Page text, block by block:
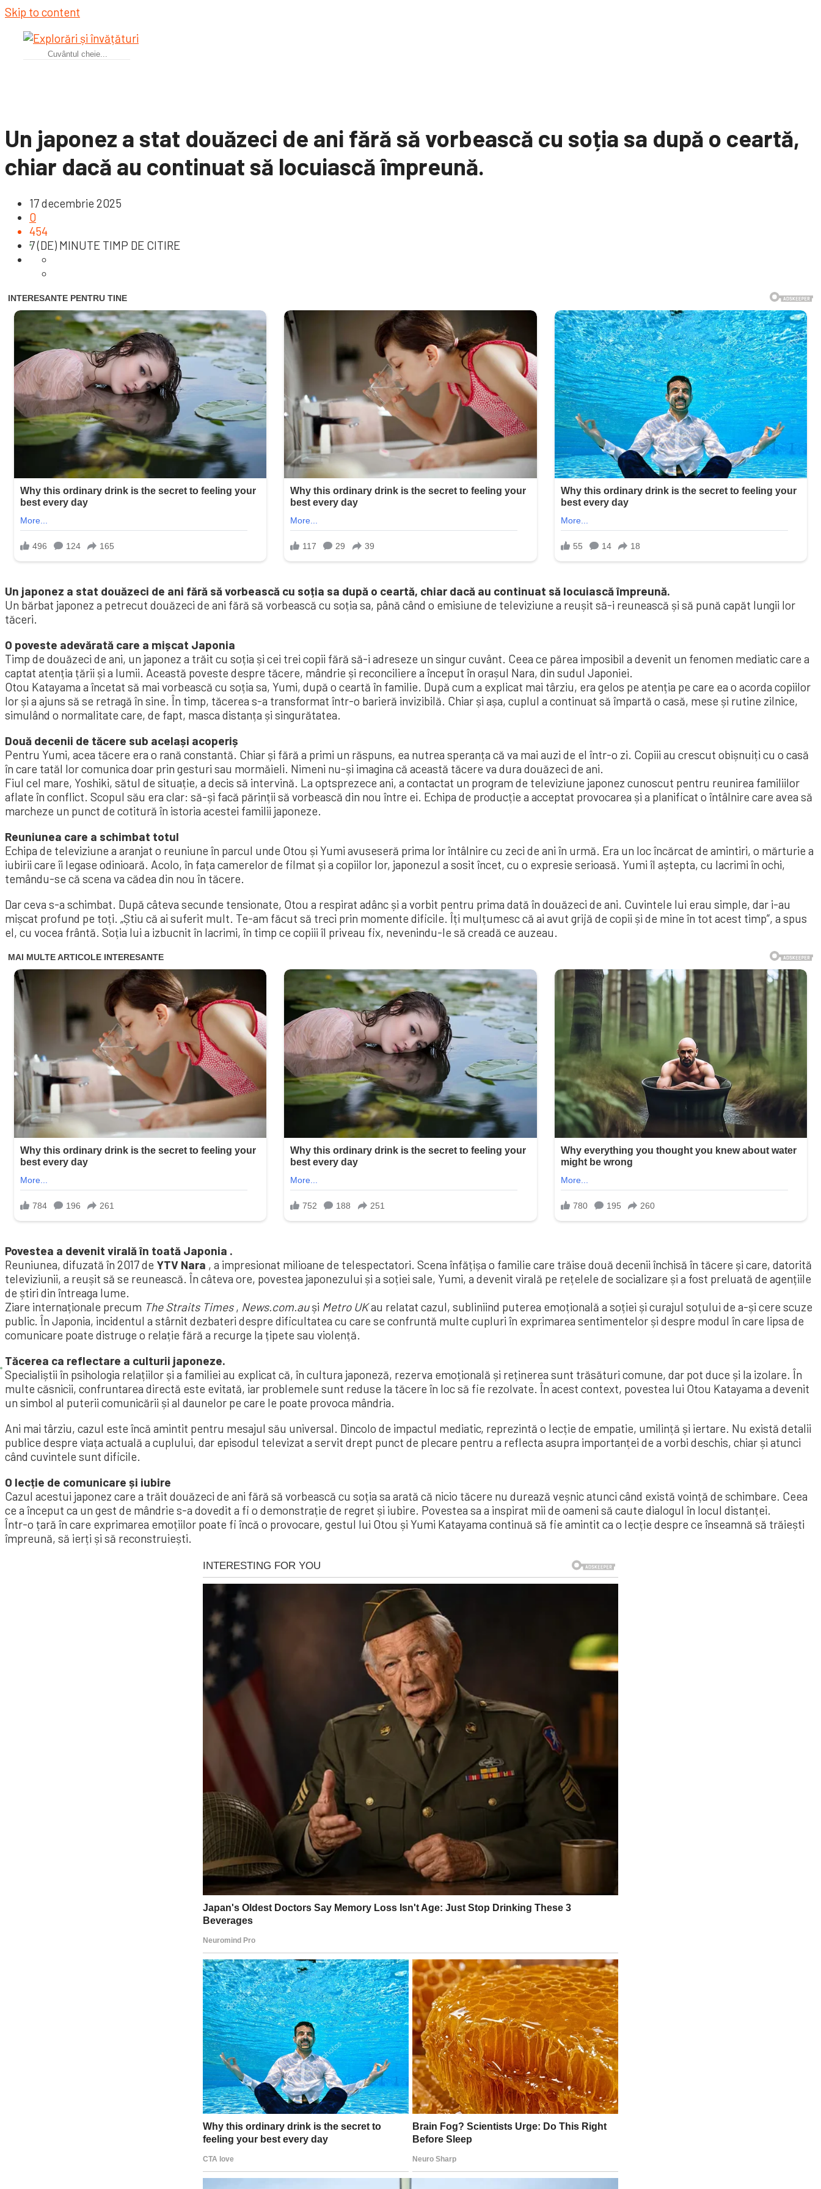
Skip to content
Un japonez a stat douăzeci de ani fără să vorbească cu soția sa după o ceartă,
chiar dacă au continuat să locuiască împreună.
17 decembrie 2025
0
454
7 (DE) MINUTE TIMP DE CITIRE
Un japonez a stat douăzeci de ani fără să vorbească cu soția sa după o ceartă, chiar dacă au continuat să locuiască împreună.
Un bărbat japonez a petrecut douăzeci de ani fără să vorbească cu soția sa, până când o emisiune de televiziune a reușit să-i reunească și să pună capăt lungii lor
tăceri.
O poveste adevărată care a mișcat Japonia
Timp de douăzeci de ani, un japonez a trăit cu soția și cei trei copii fără să-i adreseze un singur cuvânt. Ceea ce părea imposibil a devenit un fenomen mediatic care a
captat atenția țării și a lumii. Această poveste despre tăcere, mândrie și reconciliere a început în orașul Nara, din sudul Japoniei.
Otou Katayama a încetat să mai vorbească cu soția sa, Yumi, după o ceartă în familie. După cum a explicat mai târziu, era gelos pe atenția pe care ea o acorda copiilor
lor și a ajuns să se retragă în sine. În timp, tăcerea s-a transformat într-o barieră invizibilă. Chiar și așa, cuplul a continuat să împartă o casă, mese și rutine zilnice,
simulând o normalitate care, de fapt, masca distanța și singurătatea.
Două decenii de tăcere sub același acoperiș
Pentru Yumi, acea tăcere era o rană constantă. Chiar și fără a primi un răspuns, ea nutrea speranța că va mai auzi de el într-o zi. Copiii au crescut obișnuiți cu o casă
în care tatăl lor comunica doar prin gesturi sau mormăieli. Nimeni nu-și imagina că această tăcere va dura douăzeci de ani.
Fiul cel mare, Yoshiki, sătul de situație, a decis să intervină. La optsprezece ani, a contactat un program de televiziune japonez cunoscut pentru reunirea familiilor
aflate în conflict. Scopul său era clar: să-și facă părinții să vorbească din nou între ei. Echipa de producție a acceptat provocarea și a planificat o întâlnire care avea să
marcheze un punct de cotitură în istoria acestei familii japoneze.
Reuniunea care a schimbat totul
Echipa de televiziune a aranjat o reuniune în parcul unde Otou și Yumi avuseseră prima lor întâlnire cu zeci de ani în urmă. Era un loc încărcat de amintiri, o mărturie a
iubirii care îi legase odinioară. Acolo, în fața camerelor de filmat și a copiilor lor, japonezul a sosit încet, cu o expresie serioasă. Yumi îl aștepta, cu lacrimi în ochi,
temându-se că scena va cădea din nou în tăcere.
Dar ceva s-a schimbat. După câteva secunde tensionate, Otou a respirat adânc și a vorbit pentru prima dată în douăzeci de ani. Cuvintele lui erau simple, dar i-au
mișcat profund pe toți. „Știu că ai suferit mult. Te-am făcut să treci prin momente dificile. Îți mulțumesc că ai avut grijă de copii și de mine în tot acest timp”, a spus
el, cu vocea frântă. Soția lui a izbucnit în lacrimi, în timp ce copiii îl priveau fix, nevenindu-le să creadă ce auzeau.
Povestea a devenit virală în toată Japonia .
Reuniunea, difuzată în 2017 de YTV Nara , a impresionat milioane de telespectatori. Scena înfățișa o familie care trăise două decenii închisă în tăcere și care, datorită
televiziunii, a reușit să se reunească. În câteva ore, povestea japonezului și a soției sale, Yumi, a devenit virală pe rețelele de socializare și a fost preluată de agențiile
de știri din întreaga lume.
Ziare internaționale precum The Straits Times, News.com.auși Metro UKau relatat cazul, subliniind puterea emoțională a soției și curajul soțului de a-și cere scuze
public. În Japonia, incidentul a stârnit dezbateri despre dificultatea cu care se confruntă multe cupluri în exprimarea sentimentelor și despre modul în care lipsa de
comunicare poate distruge o relație fără a recurge la țipete sau violență.
Tăcerea ca reflectare a culturii japoneze.
Specialiștii în psihologia relațiilor și a familiei au explicat că, în cultura japoneză, rezerva emoțională și reținerea sunt trăsături comune, dar pot duce și la izolare. În
multe căsnicii, confruntarea directă este evitată, iar problemele sunt reduse la tăcere în loc să fie rezolvate. În acest context, povestea lui Otou Katayama a devenit
un simbol al puterii comunicării și al daunelor pe care le poate provoca mândria.
Ani mai târziu, cazul este încă amintit pentru mesajul său universal. Dincolo de impactul mediatic, reprezintă o lecție de empatie, umilință și iertare. Nu există detalii
publice despre viața actuală a cuplului, dar episodul televizat a servit drept punct de plecare pentru a reflecta asupra importanței de a vorbi deschis, chiar și atunci
când cuvintele sunt dificile.
O lecție de comunicare și iubire
Cazul acestui japonez care a trăit douăzeci de ani fără să vorbească cu soția sa arată că nicio tăcere nu durează veșnic atunci când există voință de schimbare. Ceea
ce a început ca un gest de mândrie s-a dovedit a fi o demonstrație de regret și iubire. Povestea sa a inspirat mii de oameni să caute dialogul în locul distanței.
Într-o țară în care exprimarea emoțiilor poate fi încă o provocare, gestul lui Otou și Yumi Katayama continuă să fie amintit ca o lecție despre ce înseamnă să trăiești
împreună, să ierți și să reconstruiești.